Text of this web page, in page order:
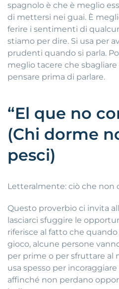
spagnolo è che è meglio
di mettersi nei guai. È
ferire i sentimenti di
stiamo per dire. Si usa per
prudenti quando si parla.
meglio tacere che
pensare prima di parlare.
“El que no
(Chi dorme
pesci)
Letteralmente: ciò che non
Questo proverbio ci invita
lasciarci sfuggire le
riferisce al fatto che quando
gioco, alcune persone
per prime o per sfruttare al
usa spesso per
affinché non perdano